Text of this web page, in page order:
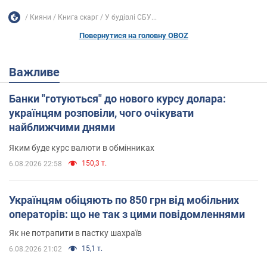
Кияни Книга скарг У будівлі СБУ...
Повернутися на головну OBOZ
Важливе
Банки "готуються" до нового курсу долара:
українцям розповіли, чого очікувати
найближчими днями
Яким буде курс валюти в обмінниках
6.08.2026 22:58 150,3 т.
Українцям обіцяють по 850 грн від мобільних
операторів: що не так з цими повідомленнями
Як не потрапити в пастку шахраїв
6.08.2026 21:02 15,1 т.